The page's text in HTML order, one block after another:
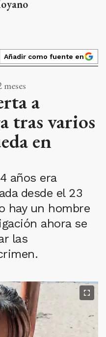
Añadir como fuente en
a
tras varios
en
años era
desde el 23
hay un hombre
ahora se
las